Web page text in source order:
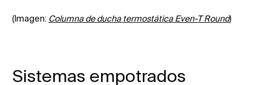
(Imagen: Columna de ducha termostática Even-T Round)
Sistemas empotrados